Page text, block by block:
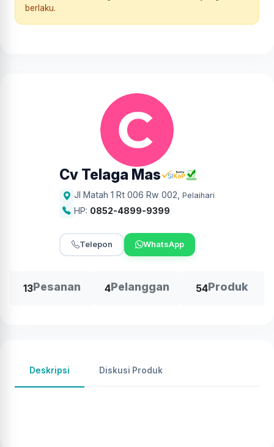
berlaku.
Cv Telaga Mas
Jl Matah 1 Rt 006 Rw 002 Pelaihari
HP: 0852-4899-9399
Telepon WhatsApp
13Pesanan 4Pelanggan 54Produk
Deskripsi Diskusi Produk